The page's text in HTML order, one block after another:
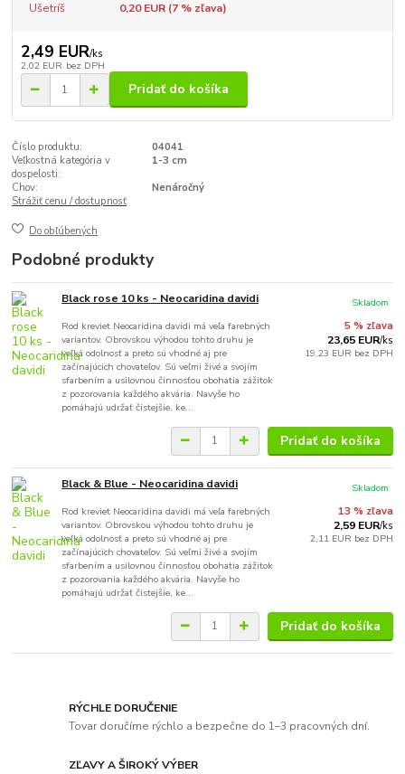
Ušetríš 0,20 EUR (7% zľava)
2,49 EUR/ks
2,02 EUR bez DPH
Pridať do košíka
Číslo produktu:
04041
Veľkostná kategória v
dospelosti:
1-3 cm
Chov:
Nenáročný
Strážiť cenu / dostupnosť
Do obľúbených
Podobné produkty
Black rose 10 ks - Neocaridina davidi
Rod kreviet Neocaridina davidi má veľa farebných
variantov. Obrovskou výhodou tohto druhu je
veľká odolnosť a preto sú vhodné aj pre
začínajúcich chovateľov. Sú veľmi živé a svojím
sfarbením a usilovnou činnosťou obohatia zážitok
z pozorovania každého akvária. Navyše ho
pomáhajú udržať čistejšie, ke...
5 % zľava
23,65 EUR/ks
19,23 EUR bez DPH
Skladom
Pridať do košíka
Black & Blue - Neocaridina davidi
Rod kreviet Neocaridina davidi má veľa farebných
variantov. Obrovskou výhodou tohto druhu je
veľká odolnosť a preto sú vhodné aj pre
začínajúcich chovateľov. Sú veľmi živé a svojím
sfarbením a usilovnou činnosťou obohatia zážitok
z pozorovania každého akvária. Navyše ho
pomáhajú udržať čistejšie, ke...
13 % zľava
2,59 EUR/ks
2,11 EUR bez DPH
Skladom
Pridať do košíka
RÝCHLE DORUČENIE
Tovar doručíme rýchlo a bezpečne do 1–3 pracovných dní.
ZĽAVY A ŠIROKÝ VÝBER